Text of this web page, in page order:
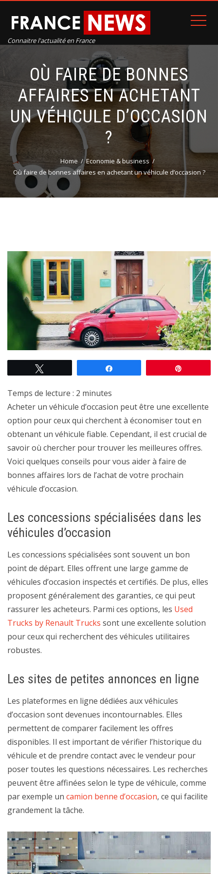
Connaitre l'actualité en France
OÙ FAIRE DE BONNES
AFFAIRES EN ACHETANT
UN VÉHICULE D’OCCASION
?
Home
Economie & business
Où faire de bonnes affaires en achetant un véhicule d’occasion ?
Temps de lecture : 2 minutes
Acheter un véhicule d’occasion peut être une excellente
option pour ceux qui cherchent à économiser tout en
obtenant un véhicule fiable. Cependant, il est crucial de
savoir où chercher pour trouver les meilleures offres.
Voici quelques conseils pour vous aider à faire de
bonnes affaires lors de l’achat de votre prochain
véhicule d’occasion.
Les concessions spécialisées dans les
véhicules d’occasion
Les concessions spécialisées sont souvent un bon
point de départ. Elles offrent une large gamme de
véhicules d’occasion inspectés et certifiés. De plus, elles
proposent généralement des garanties, ce qui peut
rassurer les acheteurs. Parmi ces options, les Used
Trucks by Renault Trucks sont une excellente solution
pour ceux qui recherchent des véhicules utilitaires
robustes.
Les sites de petites annonces en ligne
Les plateformes en ligne dédiées aux véhicules
d’occasion sont devenues incontournables. Elles
permettent de comparer facilement les offres
disponibles. Il est important de vérifier l’historique du
véhicule et de prendre contact avec le vendeur pour
poser toutes les questions nécessaires. Les recherches
peuvent être affinées selon le type de véhicule, comme
par exemple un camion benne d’occasion, ce qui facilite
grandement la tâche.